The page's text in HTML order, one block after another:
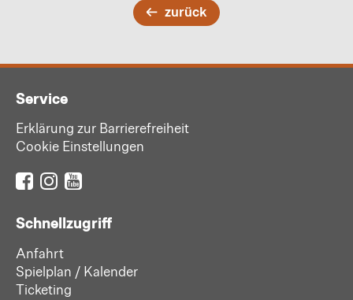
zurück
Service
Erklärung zur Barrierefreiheit
Cookie Einstellungen
Schnellzugriff
Anfahrt
Spielplan / Kalender
Ticketing